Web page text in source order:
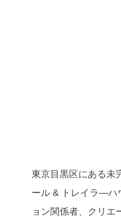
東京目黒区にある未
ール & トレイラ―ハ
ョン関係者、クリ